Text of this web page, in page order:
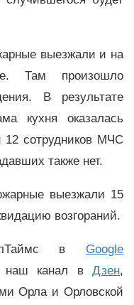
выезжали и на
Там произошло
В результате
кухня оказалась
12 сотрудников МЧС
также нет.
выезжали 15
возгораний.
в Google
канал вДзен,
Орла и Орловской